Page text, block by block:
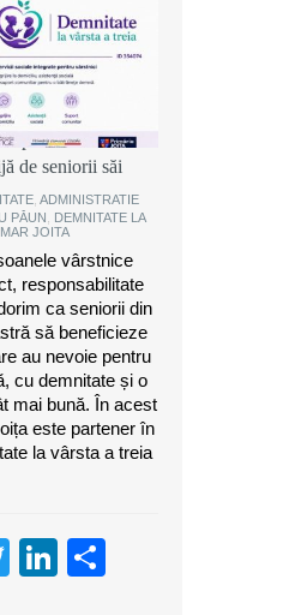
comunei
puternică este
de seniorii săi
ADMINISTRATIE
PĂUN
DEMNITATE LA
JOITA
vârstnice
responsabilitate
ca seniorii din
să beneficieze
au nevoie pentru
cu demnitate și o
mai bună. În acest
este partener în
la vârsta a treia
TwitterLinkedIn